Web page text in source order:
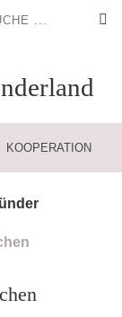
KOOPERATION